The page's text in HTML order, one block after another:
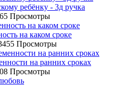
ребёнку - 3д ручка
Просмотры
на каком сроке
Просмотры
на ранних сроках
Просмотры